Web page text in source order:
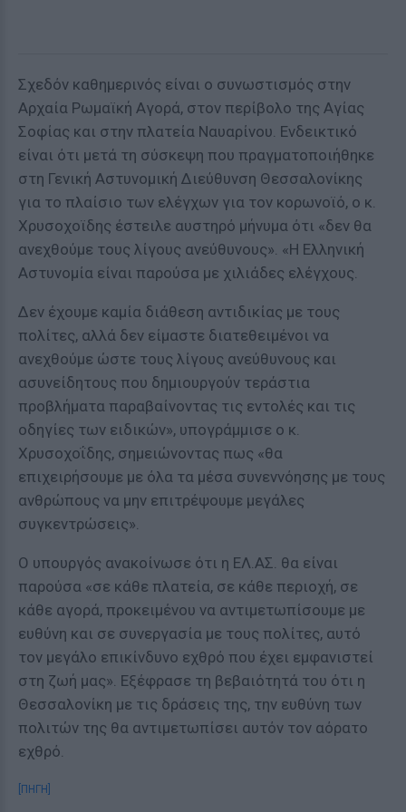
Σχεδόν καθημερινός είναι ο συνωστισμός στην
Αρχαία Ρωμαϊκή Αγορά, στον περίβολο της Αγίας
Σοφίας και στην πλατεία Ναυαρίνου. Ενδεικτικό
είναι ότι μετά τη σύσκεψη που πραγματοποιήθηκε
στη Γενική Αστυνομική Διεύθυνση Θεσσαλονίκης
για το πλαίσιο των ελέγχων για τον κορωνοϊό, ο κ.
Χρυσοχοϊδης έστειλε αυστηρό μήνυμα ότι «δεν θα
ανεχθούμε τους λίγους ανεύθυνους». «Η Ελληνική
Αστυνομία είναι παρούσα με χιλιάδες ελέγχους.
Δεν έχουμε καμία διάθεση αντιδικίας με τους
πολίτες, αλλά δεν είμαστε διατεθειμένοι να
ανεχθούμε ώστε τους λίγους ανεύθυνους και
ασυνείδητους που δημιουργούν τεράστια
προβλήματα παραβαίνοντας τις εντολές και τις
οδηγίες των ειδικών», υπογράμμισε ο κ.
Χρυσοχοΐδης, σημειώνοντας πως «θα
επιχειρήσουμε με όλα τα μέσα συνεννόησης με τους
ανθρώπους να μην επιτρέψουμε μεγάλες
συγκεντρώσεις».
Ο υπουργός ανακοίνωσε ότι η ΕΛ.ΑΣ. θα είναι
παρούσα «σε κάθε πλατεία, σε κάθε περιοχή, σε
κάθε αγορά, προκειμένου να αντιμετωπίσουμε με
ευθύνη και σε συνεργασία με τους πολίτες, αυτό
τον μεγάλο επικίνδυνο εχθρό που έχει εμφανιστεί
στη ζωή μας». Εξέφρασε τη βεβαιότητά του ότι η
Θεσσαλονίκη με τις δράσεις της, την ευθύνη των
πολιτών της θα αντιμετωπίσει αυτόν τον αόρατο
εχθρό.
[ΠΗΓΗ]